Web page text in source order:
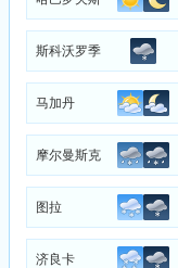
斯科沃罗季
马加丹
摩尔曼斯克
图拉
济良卡